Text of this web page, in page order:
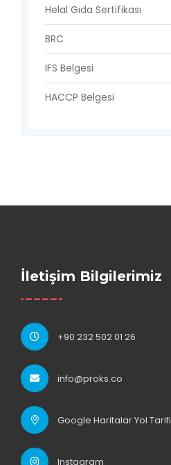
Helal Gıda Sertifikası
BRC
IFS Belgesi
HACCP Belgesi
İletişim Bilgilerimiz
+90 232 502 01 26
info@proks.co
Google Haritalar Yol Tarifi
Instagram